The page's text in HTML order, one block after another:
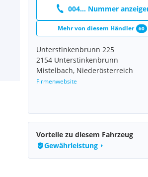
004... Nummer
Mehr von diesem Händler 60
Unterstinkenbrunn 225
2154 Unterstinkenbrunn
Mistelbach, Niederösterreich
Firmenwebsite
Vorteile zu diesem Fahrzeug
Gewährleistung